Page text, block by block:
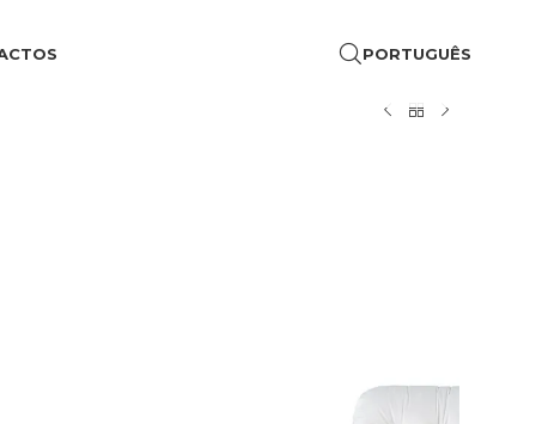
PORTUGUÊS